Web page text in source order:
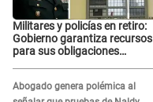
Militares y policías en retiro:
Gobierno garantiza recursos
para sus obligaciones
Abogado genera polémica al